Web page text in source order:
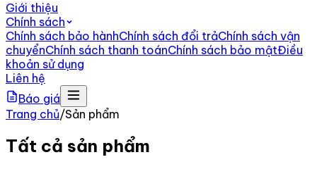
Giới thiệu
Chính sách
Chính sách bảo hànhChính sách đổi trảChính sách vận
chuyểnChính sách thanh toánChính sách bảo mậtĐiều
khoản sử dụng
Liên hệ
Báo giá
Trang chủ/Sản phẩm
Tất cả sản phẩm